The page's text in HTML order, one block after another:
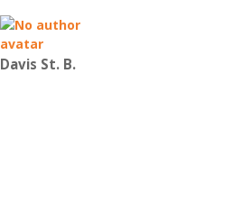
Davis St. B.